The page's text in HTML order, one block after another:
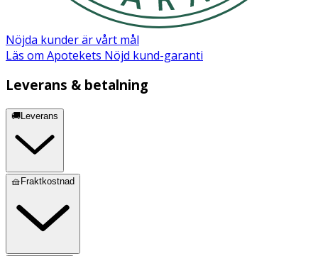
Nöjda kunder är vårt mål
Läs om Apotekets Nöjd kund-garanti
Leverans & betalning
🚚Leverans
🧺Fraktkostnad